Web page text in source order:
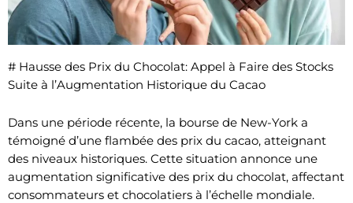
# Hausse des Prix du Chocolat: Appel à Faire des Stocks
Suite à l’Augmentation Historique du Cacao
Dans une période récente, la bourse de New-York a
témoigné d’une flambée des prix du cacao, atteignant
des niveaux historiques. Cette situation annonce une
augmentation significative des prix du chocolat, affectant
consommateurs et chocolatiers à l’échelle mondiale.